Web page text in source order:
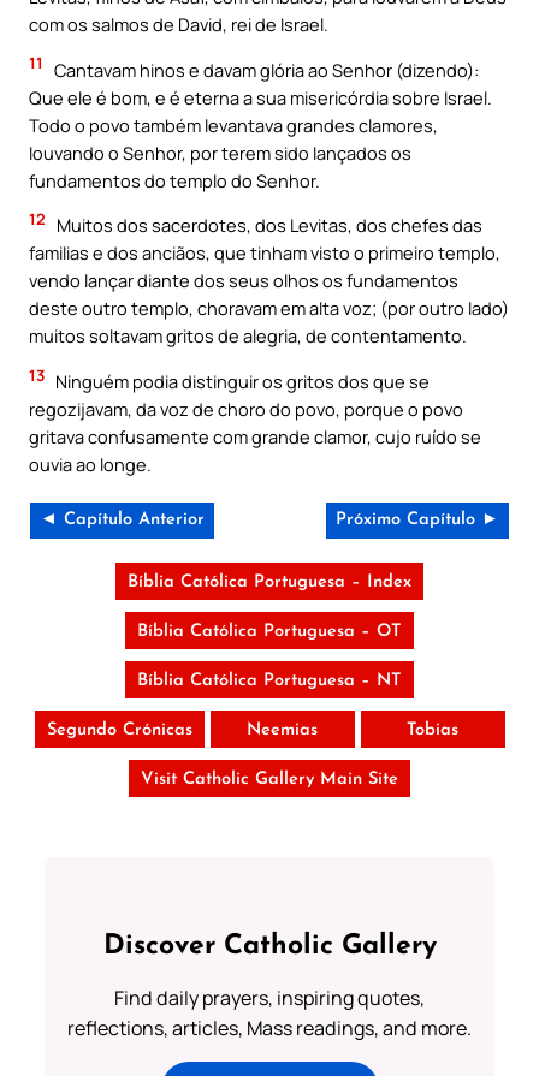
com os salmos de David, rei de Israel.
11
Cantavam hinos e davam glória ao Senhor (dizendo):
Que ele é bom, e é eterna a sua misericórdia sobre Israel.
Todo o povo também levantava grandes clamores,
louvando o Senhor, por terem sido lançados os
fundamentos do templo do Senhor.
12
Muitos dos sacerdotes, dos Levitas, dos chefes das
familias e dos anciãos, que tinham visto o primeiro templo,
vendo lançar diante dos seus olhos os fundamentos
deste outro templo, choravam em alta voz; (por outro lado)
muitos soltavam gritos de alegria, de contentamento.
13 Ninguém podia distinguir os gritos dos que se
regozijavam, da voz de choro do povo, porque o povo
gritava confusamente com grande clamor, cujo ruído se
ouvia ao longe.
◄ Capítulo Anterior Próximo Capítulo ►
Bíblia Católica Portuguesa – Index
Bíblia Católica Portuguesa – OT
Bíblia Católica Portuguesa – NT
Segundo Crónicas Neemias Tobias
Visit Catholic Gallery Main Site
Discover Catholic Gallery
Find daily prayers, inspiring quotes,
reflections, articles, Mass readings, and more.